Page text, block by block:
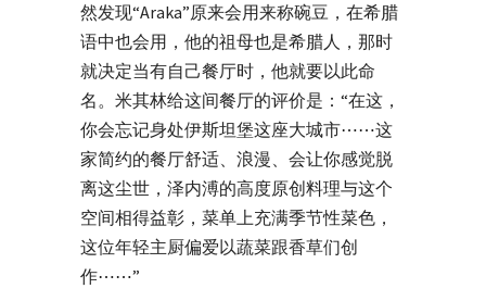
然发现“Araka”原来会用来称碗豆，在希腊
语中也会用，他的祖母也是希腊人，那时
就决定当有自己餐厅时，他就要以此命
名。米其林给这间餐厅的评价是：“在这，
你会忘记身处伊斯坦堡这座大城市⋯⋯这
家简约的餐厅舒适、浪漫、会让你感觉脱
离这尘世，泽内溥的高度原创料理与这个
空间相得益彰，菜单上充满季节性菜色，
这位年轻主厨偏爱以蔬菜跟香草们创
作⋯⋯”